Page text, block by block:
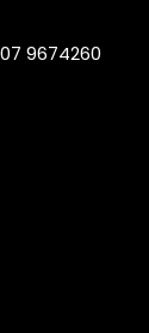
9674260